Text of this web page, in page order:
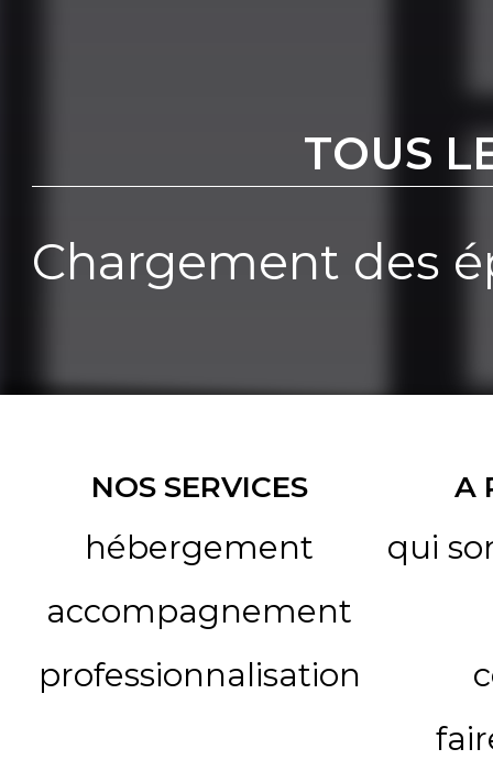
TOUS
Chargement des
NOS SERVICES
hébergement
accompagnement
professionnalisation
A
qui